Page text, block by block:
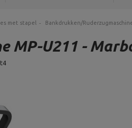
met stapel Bankdrukken/
MP-U211 -